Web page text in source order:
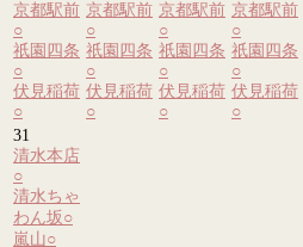
京都駅前
○
祇園四条
○
伏見稲荷
○
京都駅前
○
祇園四条
○
伏見稲荷
○
京都駅前
○
祇園四条
○
伏見稲荷
○
京都駅前
○
祇園四条
○
伏見稲荷
○
31
清水本店
○
清水ちゃ
わん坂○
嵐山○